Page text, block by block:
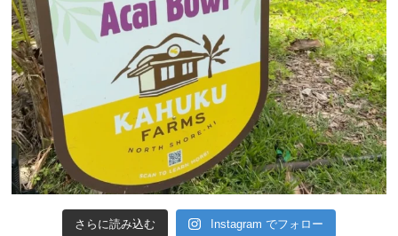
さらに読み込む Instagram でフォロー